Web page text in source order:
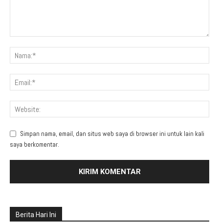
Simpan nama, email, dan situs web saya di browser ini untuk lain kali
saya berkomentar.
Berita Hari Ini